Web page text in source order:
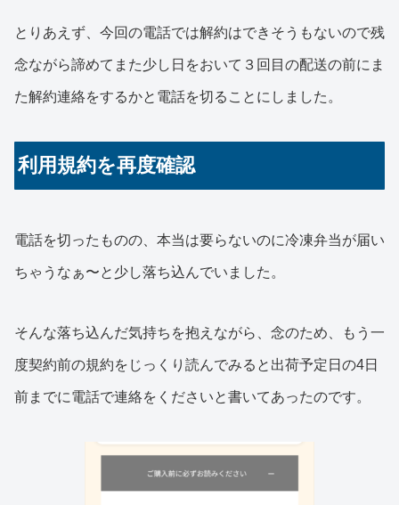
とりあえず、今回の電話では解約はできそうもないので残
念ながら諦めてまた少し日をおいて３回目の配送の前にま
た解約連絡をするかと電話を切ることにしました。
利用規約を再度確認
電話を切ったものの、本当は要らないのに冷凍弁当が届い
ちゃうなぁ〜と少し落ち込んでいました。
そんな落ち込んだ気持ちを抱えながら、念のため、もう一
度契約前の規約をじっくり読んでみると出荷予定日の4日
前までに電話で連絡をくださいと書いてあったのです。